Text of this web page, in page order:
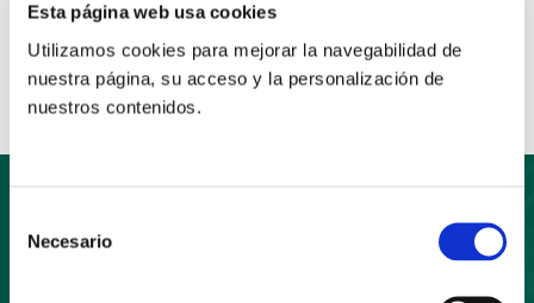
Esta página web usa cookies
Utilizamos cookies para mejorar la navegabilidad de
nuestra página, su acceso y la personalización de
nuestros contenidos.
Necesario
Read More »